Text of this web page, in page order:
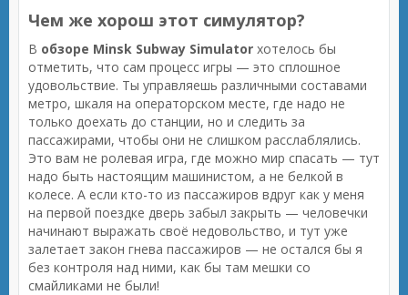
Чем же хорош этот симулятор?
В обзоре Minsk Subway Simulator хотелось бы
отметить, что сам процесс игры — это сплошное
удовольствие. Ты управляешь различными составами
метро, шкаля на операторском месте, где надо не
только доехать до станции, но и следить за
пассажирами, чтобы они не слишком расслаблялись.
Это вам не ролевая игра, где можно мир спасать — тут
надо быть настоящим машинистом, а не белкой в
колесе. А если кто-то из пассажиров вдруг как у меня
на первой поездке дверь забыл закрыть — человечки
начинают выражать своё недовольство, и тут уже
залетает закон гнева пассажиров — не остался бы я
без контроля над ними, как бы там мешки со
смайликами не были!